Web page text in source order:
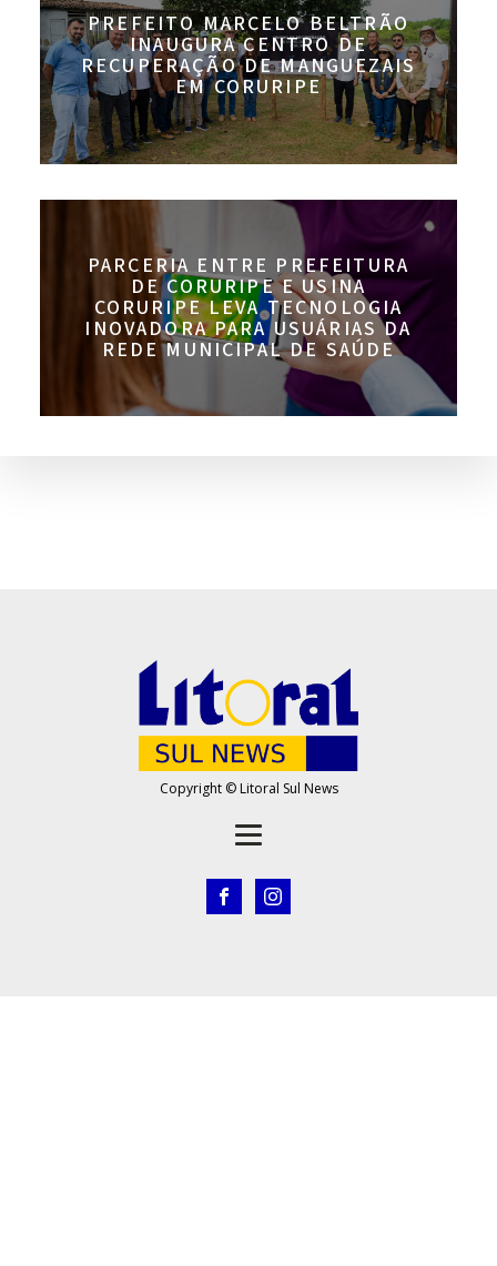
PREFEITO MARCELO BELTRÃO
INAUGURA CENTRO DE
RECUPERAÇÃO DE MANGUEZAIS
EM CORURIPE
PARCERIA ENTRE PREFEITURA
DE CORURIPE E USINA
CORURIPE LEVA TECNOLOGIA
INOVADORA PARA USUÁRIAS DA
REDE MUNICIPAL DE SAÚDE
Copyright © Litoral Sul News